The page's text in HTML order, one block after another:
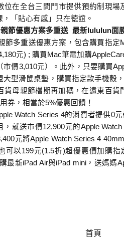
位在全台三間門市提供預約制現場
「貼心有感」只在徳誼。
節優惠方案多重送 最新lululun面
多重送優惠方案 ，包含購買指定
元) ; 購買 Mac筆電加購
市價3,010元）。此外，只要購買
大型滑鼠桌墊，購買指定款手機殼
貨母親節檔期再加碼，在遠東百貨
券，相當於5%優惠回饋！
Watch Series 4的消費者提供0元
，就送市價12,900元的Apple
元將Apple Watch Series 4
可以 199元(1.5折)超優惠價加購指
最新iPad Air與iPad mini，送媽媽
首頁